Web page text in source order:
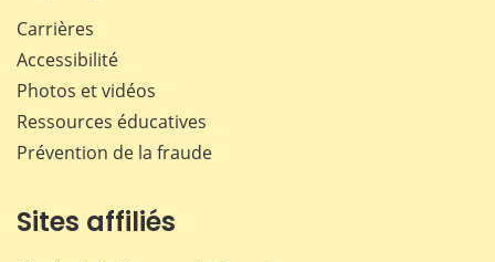
Carrières
Accessibilité
Photos et vidéos
Ressources éducatives
Prévention de la fraude
Sites affiliés